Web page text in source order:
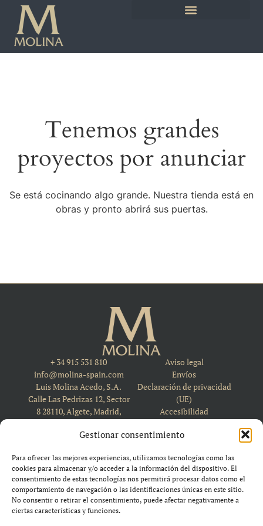
Gestionar consentimiento
Para ofrecer las mejores experiencias, utilizamos tecnologías como las
cookies para almacenar y/o acceder a la información del dispositivo. El
consentimiento de estas tecnologías nos permitirá procesar datos como el
comportamiento de navegación o las identificaciones únicas en este sitio.
No consentir o retirar el consentimiento, puede afectar negativamente a
ciertas características y funciones.
Tenemos grandes
proyectos por anunciar
Se está cocinando algo grande. Nuestra tienda está en
obras y pronto abrirá sus puertas.
+ 34 915 531 810
info@molina-spain.com
Luis Molina Acedo, S.A.
Calle Las Pedrizas 12, Sector
8 28110, Algete, Madrid,
Aviso legal
Envíos
Declaración de privacidad
(UE)
Accesibilidad